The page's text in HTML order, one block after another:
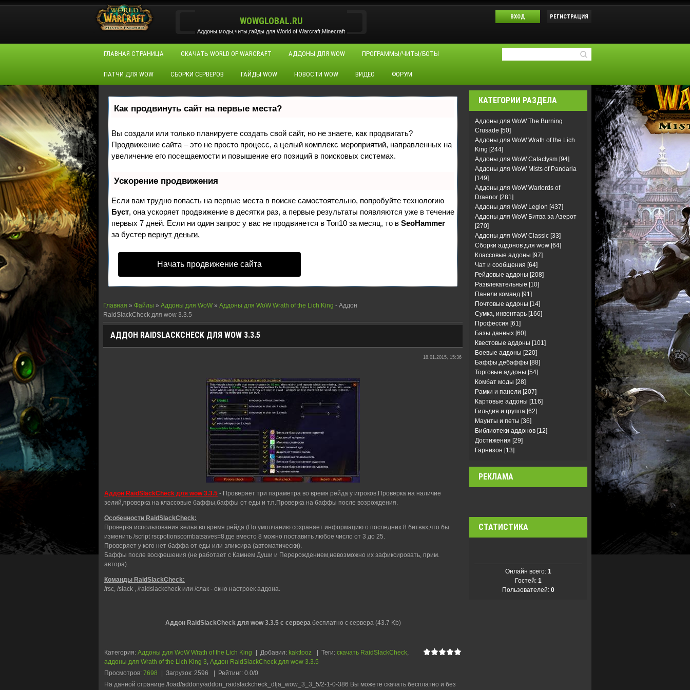
WOWGLOBAL.RU
Аддоны,моды,читы,гайды для World of Warcraft,Minecraft
ВХОД РЕГИСТРАЦИЯ
ГЛАВНАЯ СТРАНИЦА СКАЧАТЬ WORLD OF WARCRAFT АДДОНЫ ДЛЯ WOW ПРОГРАММЫ/ЧИТЫ/БОТЫ
ПАТЧИ ДЛЯ WOW СБОРКИ СЕРВЕРОВ ГАЙДЫ WOW НОВОСТИ WOW ВИДЕО ФОРУМ
Как продвинуть сайт на первые места?
Вы создали или только планируете создать свой сайт, но не знаете, как продвигать?
Продвижение сайта – это не просто процесс, а целый комплекс мероприятий, направленных на
увеличение его посещаемости и повышение его позиций в поисковых системах.
Ускорение продвижения
Если вам трудно попасть на первые места в поиске самостоятельно, попробуйте технологию
Буст, она ускоряет продвижение в десятки раз, а первые результаты появляются уже в течение
первых 7 дней. Если ни один запрос у вас не продвинется в Топ10 за месяц, то в SeoHammer
за бустер вернут деньги.
Начать продвижение сайта
Главная » Файлы » Аддоны для WoW » Аддоны для WoW Wrath of the Lich King - Аддон
RaidSlackCheck для wow 3.3.5
АДДОН RAIDSLACKCHECK ДЛЯ WOW 3.3.5
18.01.2015, 15:36
Аддон RaidSlackCheck для wow 3.3.5 - Проверяет три параметра во время рейда у игроков.Проверка на наличие
зелий,проверка на классовые баффы,баффы от еды и т.п.Проверка на баффы после возрождения.
Особенности RaidSlackCheck:
Проверка использования зелья во время рейда (По умолчанию сохраняет информацию о последних 8 битвах,что бы
изменить /script rscpotionscombatsaves=8,где вместо 8 можно поставить любое число от 3 до 25.
Проверяет у кого нет баффа от еды или эликсира (автоматически).
Баффы после воскрешения (не работает с Камнем Души и Перерождением,невозможно их зафиксировать, прим.
автора).
Команды RaidSlackCheck:
/rsc, /slack , /raidslackcheck или /слак - окно настроек аддона.
Аддон RaidSlackCheck для wow 3.3.5 с сервера бесплатно с сервера (43.7 Kb)
Категория: Аддоны для WoW Wrath of the Lich King | Добавил: kakttooz | Теги: скачать RaidSlackCheck
аддоны для Wrath of the Lich King 3 Аддон RaidSlackCheck для wow 3.3.5
Просмотров: 7698 | Загрузок: 2596 | Рейтинг: 0.0/0
На данной странице /load/addony/addon_raidslackcheck_dlja_wow_3_3_5/2-1-0-386 Вы можете скачать бесплатно и без
КАТЕГОРИИ РАЗДЕЛА
Аддоны для WoW The Burning
Crusade [50]
Аддоны для WoW Wrath of the Lich
King [244]
Аддоны для WoW Cataclysm [94]
Аддоны для WoW Mists of Pandaria
[149]
Аддоны для WoW Warlords of
Draenor [281]
Аддоны для WoW Legion [437]
Аддоны для WoW Битва за Азерот
[270]
Аддоны для WoW Classic [33]
Сборки аддонов для wow [64]
Классовые аддоны [97]
Чат и сообщения [64]
Рейдовые аддоны [208]
Развлекательные [10]
Панели команд [91]
Почтовые аддоны [14]
Сумка, инвентарь [166]
Профессия [61]
Базы данных [60]
Квестовые аддоны [101]
Боевые аддоны [220]
Баффы,дебаффы [88]
Торговые аддоны [54]
Комбат моды [28]
Рамки и панели [207]
Картовые аддоны [116]
Гильдия и группа [62]
Маунты и петы [36]
Библиотеки аддонов [12]
Достижения [29]
Гарнизон [13]
РЕКЛАМА
СТАТИСТИКА
Онлайн всего: 1
Гостей: 1
Пользователей: 0